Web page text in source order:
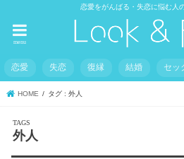
恋愛をがんばる・失恋に悩む人
menu
恋愛 失恋 復縁 結婚 セッ
HOME タグ : 外人
外人